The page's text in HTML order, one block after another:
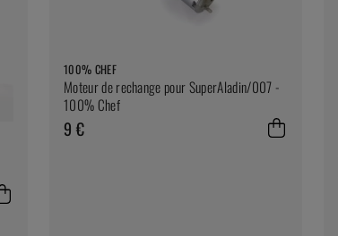
100% CHEF
Moteur de rechange pour SuperAladin/007 -
100% Chef
9 €